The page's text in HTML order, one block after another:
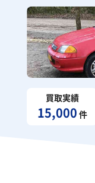
買取実績
15,000 件